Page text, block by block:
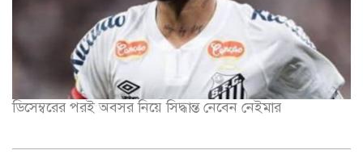
ডিসেম্বরের পরই অবসর নিয়ে সিদ্ধান্ত নেবেন নেইমার